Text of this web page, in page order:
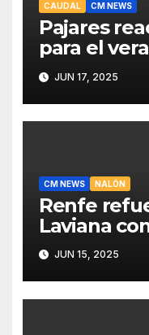
CAUDAL CM NEWS
Pajares
para el
programa
JUN 17, 2025
CM NEWS NALÓN
Renfe
Laviana
fiables y
recuperar
JUN 15, 2025